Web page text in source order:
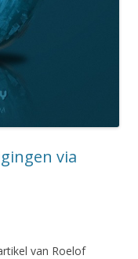
via
van Roelof